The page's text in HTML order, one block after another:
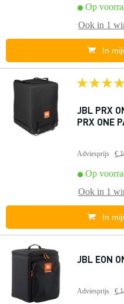
Op
Ook in 1
In
JBL PRX
PRX ONE
Adviesprijs €
Op
Ook in 1
In
JBL EON
Adviesprijs €